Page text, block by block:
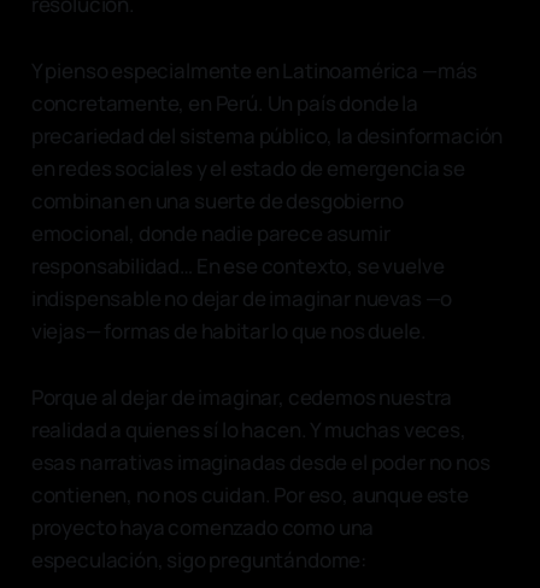
Y pienso especialmente en Latinoamérica —más
concretamente, en Perú. Un país donde la
precariedad del sistema público, la desinformación
en redes sociales y el estado de emergencia se
combinan en una suerte de desgobierno
emocional, donde nadie parece asumir
responsabilidad… En ese contexto, se vuelve
indispensable no dejar de imaginar nuevas —o
viejas— formas de habitar lo que nos duele.
Porque al dejar de imaginar, cedemos nuestra
realidad a quienes sí lo hacen. Y muchas veces,
esas narrativas imaginadas desde el poder no nos
contienen, no nos cuidan. Por eso, aunque este
proyecto haya comenzado como una
especulación, sigo preguntándome: